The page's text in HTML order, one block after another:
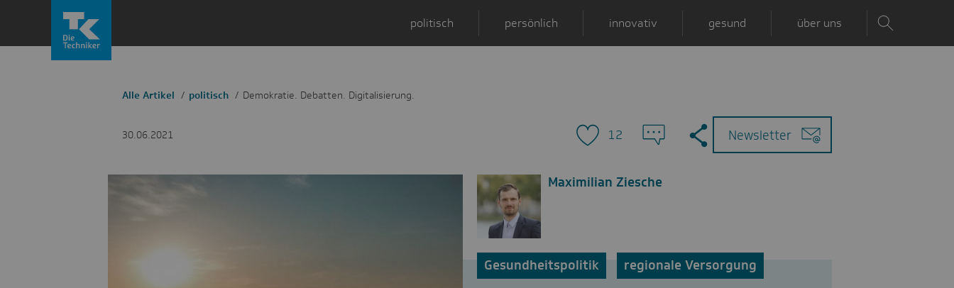
politisch persönlich innovativ gesund über uns
Alle Artikel politisch Demokratie. Debatten. Digitalisierung.
30.06.2021 12
Zu
den
Kommentaren
MailNewsletter
Maximilian Ziesche
Gesundheitspolitik regionale Versorgung